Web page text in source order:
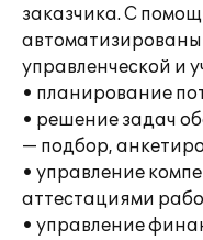
заказчика. С
управленческой и
• планирование
• решение задач
— подбор,
• управление
аттестациями
• управление